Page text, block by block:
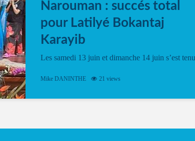
Narouman : succés total
pour Latilyé Bokantaj
Karayib
Les samedi 13 juin et dimanche 14 juin s’est tenu
vibrant à Pierrot Narouman, organisé par
spectacle de fin d’année, présenté à la salle...
Mike DANINTHE 21 views